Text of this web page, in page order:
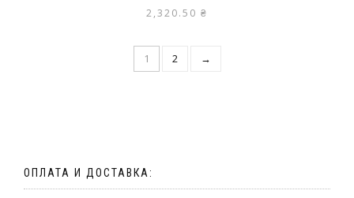
2,320.50 ₴
1 2 →
ОПЛАТА И ДОСТАВКА: